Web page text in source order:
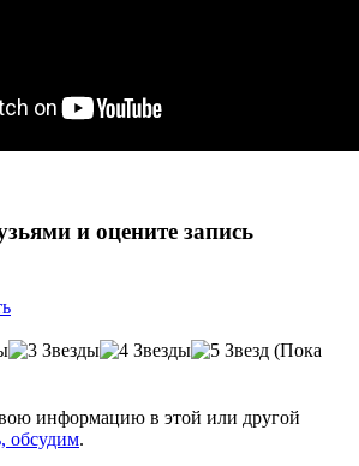
и оцените запись
(Пока
информацию в этой или другой
обсудим.